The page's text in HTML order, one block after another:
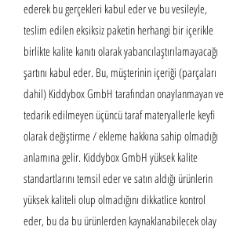
ederek bu gerçekleri kabul eder ve bu vesileyle,
teslim edilen eksiksiz paketin herhangi bir içerikle
birlikte kalite kanıtı olarak yabancılaştırılamayacağı
şartını kabul eder. Bu, müşterinin içeriği (parçaları
dahil) Kiddybox GmbH tarafından onaylanmayan ve
tedarik edilmeyen üçüncü taraf materyallerle keyfi
olarak değiştirme / ekleme hakkına sahip olmadığı
anlamına gelir. Kiddybox GmbH yüksek kalite
standartlarını temsil eder ve satın aldığı ürünlerin
yüksek kaliteli olup olmadığını dikkatlice kontrol
eder, bu da bu ürünlerden kaynaklanabilecek olay